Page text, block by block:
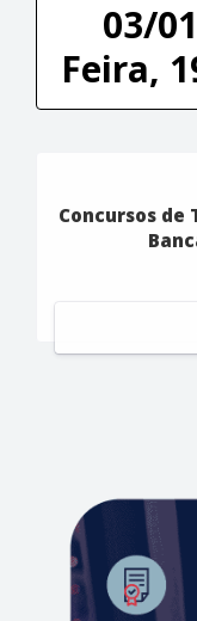
03/
Feira,
Concursos de